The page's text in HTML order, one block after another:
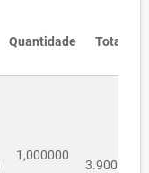
Quantidade Total
1,000000
3.900,00